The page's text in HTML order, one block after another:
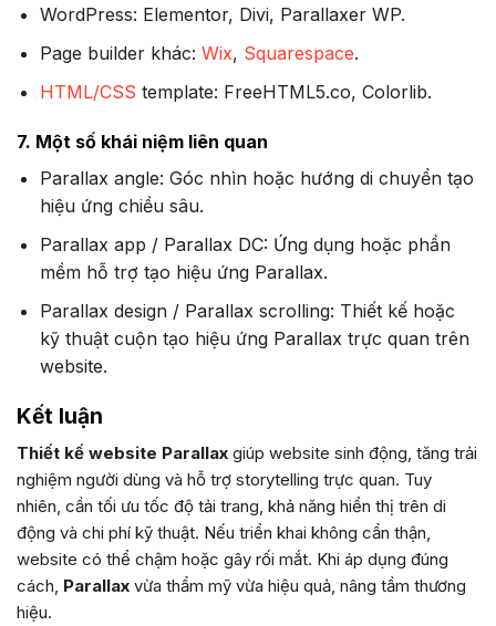
WordPress: Elementor, Divi, Parallaxer WP.
Page builder khác: Wix, Squarespace.
HTML/CSS template: FreeHTML5.co, Colorlib.
7. Một số khái niệm liên quan
Parallax angle: Góc nhìn hoặc hướng di chuyển tạo
hiệu ứng chiều sâu.
Parallax app / Parallax DC: Ứng dụng hoặc phần
mềm hỗ trợ tạo hiệu ứng Parallax.
Parallax design / Parallax scrolling: Thiết kế hoặc
kỹ thuật cuộn tạo hiệu ứng Parallax trực quan trên
website.
Kết luận
Thiết kế website Parallax giúp website sinh động, tăng trải
nghiệm người dùng và hỗ trợ storytelling trực quan. Tuy
nhiên, cần tối ưu tốc độ tải trang, khả năng hiển thị trên di
động và chi phí kỹ thuật. Nếu triển khai không cẩn thận,
website có thể chậm hoặc gây rối mắt. Khi áp dụng đúng
cách, Parallax vừa thẩm mỹ vừa hiệu quả, nâng tầm thương
hiệu.